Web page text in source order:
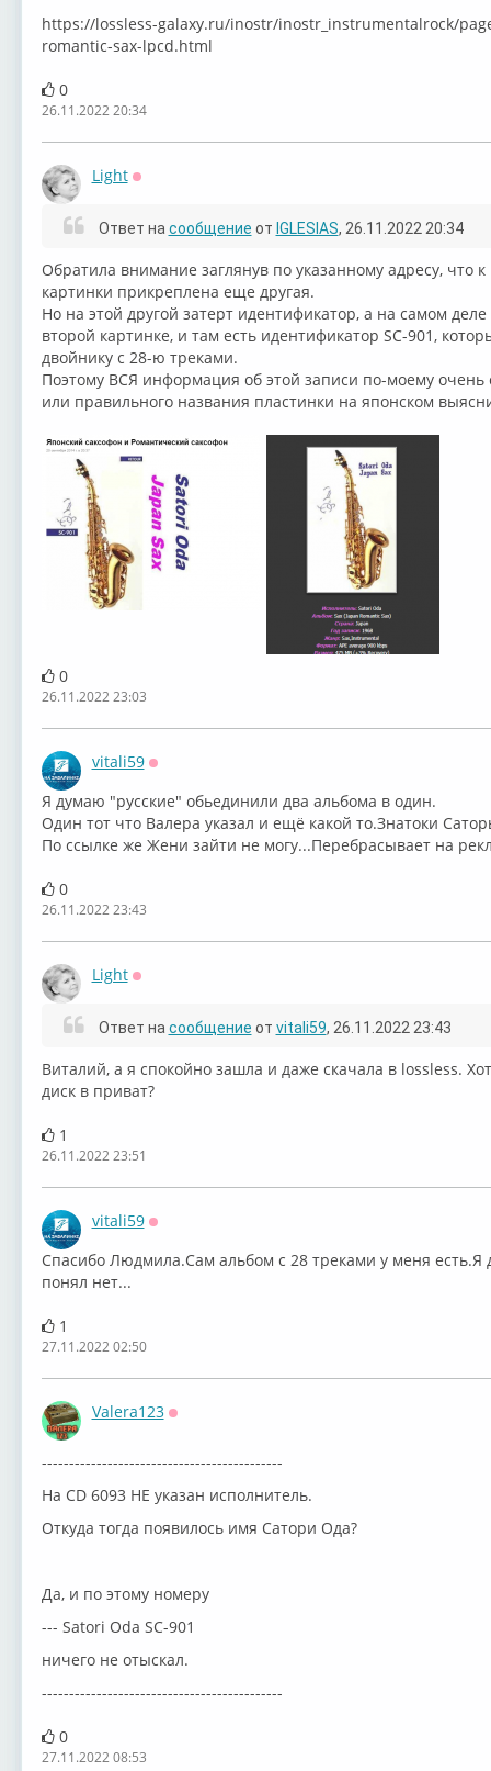
https://lossless-galaxy.ru/inostr/inostr_instrumentalrock/
romantic-sax-lpcd.html
0
26.11.2022 20:34
Light
Ответ насообщение от IGLESIAS, 26.11.2022 20:34
Обратила внимание заглянув по указанному адресу, что
картинки прикреплена еще другая.
Но на этой другой затерт идентификатор, а на самом
второй картинке, и там есть идентификатор SC-901,
двойнику с 28-ю треками.
Поэтому ВСЯ информация об этой записи по-моему
или правильного названия пластинки на японском
0
26.11.2022 23:03
vitali59
Я думаю "русские" обьединили два альбома в один.
Один тот что Валера указал и ещё какой то.Знатоки
По ссылке же Жени зайти не могу...Перебрасывает на
0
26.11.2022 23:43
Light
Ответ насообщение от vitali59, 26.11.2022 23:43
Виталий, а я спокойно зашла и даже скачала в lossless.
диск в приват?
1
26.11.2022 23:51
vitali59
Спасибо Людмила.Сам альбом с 28 треками у меня есть.Я
понял нет...
1
27.11.2022 02:50
Valera123
--------------------------------------------
На CD 6093 НЕ указан исполнитель.
Откуда тогда появилось имя Сатори Ода?
Да, и по этому номеру
--- Satori Oda SC-901
ничего не отыскал.
--------------------------------------------
0
27.11.2022 08:53